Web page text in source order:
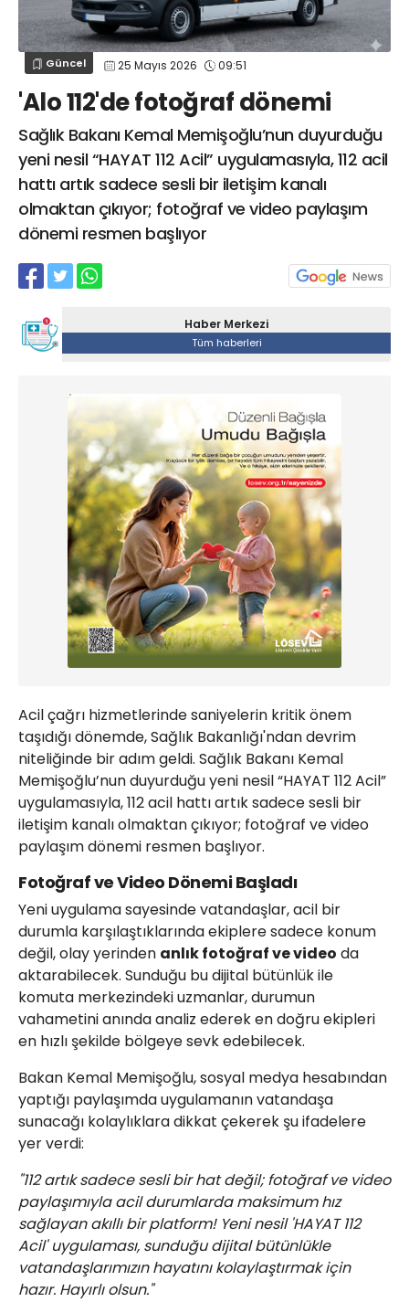
Güncel 25 Mayıs 2026 09:51
'Alo 112'de fotoğraf dönemi
Sağlık Bakanı Kemal Memişoğlu’nun duyurduğu
yeni nesil “HAYAT 112 Acil” uygulamasıyla, 112 acil
hattı artık sadece sesli bir iletişim kanalı
olmaktan çıkıyor; fotoğraf ve video paylaşım
dönemi resmen başlıyor
Haber Merkezi
Tüm haberleri
Acil çağrı hizmetlerinde saniyelerin kritik önem
taşıdığı dönemde, Sağlık Bakanlığı'ndan devrim
niteliğinde bir adım geldi. Sağlık Bakanı Kemal
Memişoğlu’nun duyurduğu yeni nesil “HAYAT 112 Acil”
uygulamasıyla, 112 acil hattı artık sadece sesli bir
iletişim kanalı olmaktan çıkıyor; fotoğraf ve video
paylaşım dönemi resmen başlıyor.
Fotoğraf ve Video Dönemi Başladı
Yeni uygulama sayesinde vatandaşlar, acil bir
durumla karşılaştıklarında ekiplere sadece konum
değil, olay yerinden anlık fotoğraf ve video da
aktarabilecek. Sunduğu bu dijital bütünlük ile
komuta merkezindeki uzmanlar, durumun
vahametini anında analiz ederek en doğru ekipleri
en hızlı şekilde bölgeye sevk edebilecek.
Bakan Kemal Memişoğlu, sosyal medya hesabından
yaptığı paylaşımda uygulamanın vatandaşa
sunacağı kolaylıklara dikkat çekerek şu ifadelere
yer verdi:
"112 artık sadece sesli bir hat değil; fotoğraf ve video
paylaşımıyla acil durumlarda maksimum hız
sağlayan akıllı bir platform! Yeni nesil 'HAYAT 112
Acil' uygulaması, sunduğu dijital bütünlükle
vatandaşlarımızın hayatını kolaylaştırmak için
hazır. Hayırlı olsun."
GÖZ HASTALIKLARI
SAĞLIK
GASTROENTEROLOJİ
ÇOCUK SAĞLIĞI VE HASTALIKLARI
GENEL CERRAHİ
SENDİKALAR
GÖGÜS HASTALIKLARI
DERMATOLOJİ
ENDOKRİNOLOJİ
DAHİLİYE
FİZİK TEDAVİ VE REHABİLİTASYON
Web TV Galeri Yazarlar
sagliktabugun@gmail.com